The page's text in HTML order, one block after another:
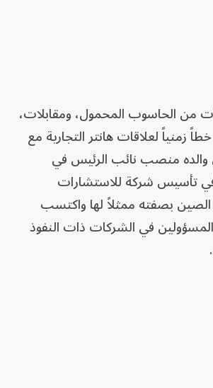
من الحاسوب المحمول، ومقابلات،
زمنياً لعلاقات هانتر التجارية مع
والده منصب نائب الرئيس في
في تأسيس شركة للاستشارات
الصين بصفته ممثلاً لها واكتسب
في الشركات ذات النفوذ